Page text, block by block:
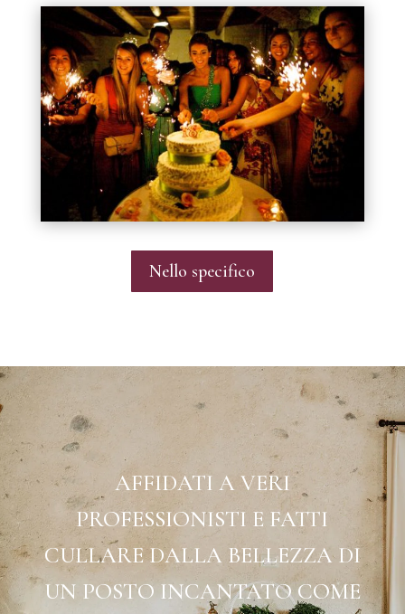
Nello specifico
AFFIDATI A VERI
PROFESSIONISTI E FATTI
CULLARE DALLA BELLEZZA DI
UN POSTO INCANTATO COME